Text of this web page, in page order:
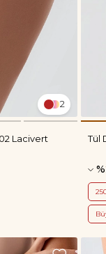
2
Lacivert Tül